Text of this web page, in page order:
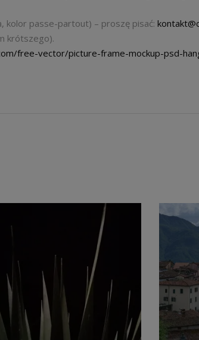
kolor passe-partout) – proszę pisać:
krótszego).
free-vector/picture-frame-mockup-psd-